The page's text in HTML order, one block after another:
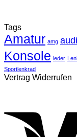
Tags
Amatur amg audi
Konsole leder
Sportlenkrad
Vertrag Widerrufen